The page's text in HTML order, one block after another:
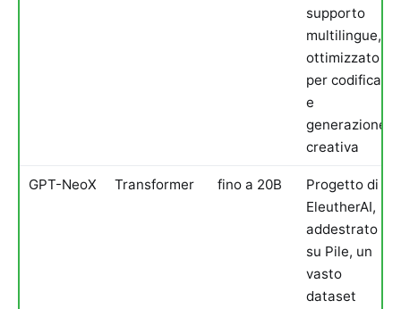
supporto
multilingue,
ottimizzato
per codifica
e
generazione
creativa
GPT-NeoX Transformer fino a 20B
Progetto di
EleutherAI,
addestrato
su Pile, un
vasto
dataset